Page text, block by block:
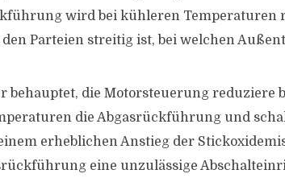
wird bei kühleren Temperaturen
Parteien streitig ist, bei welchen
behauptet, die Motorsteuerung reduziere
die Abgasrückführung und
erheblichen Anstieg der
eine unzulässige